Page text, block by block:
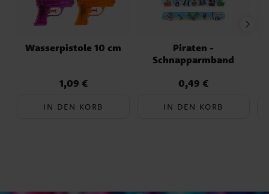
Wasserpistole 10 cm
Preis:1,09 €
1,09 €
IN DEN KORB
Piraten -
Schnapparmband
Preis:0,49 €
0,49 €
IN DEN KORB